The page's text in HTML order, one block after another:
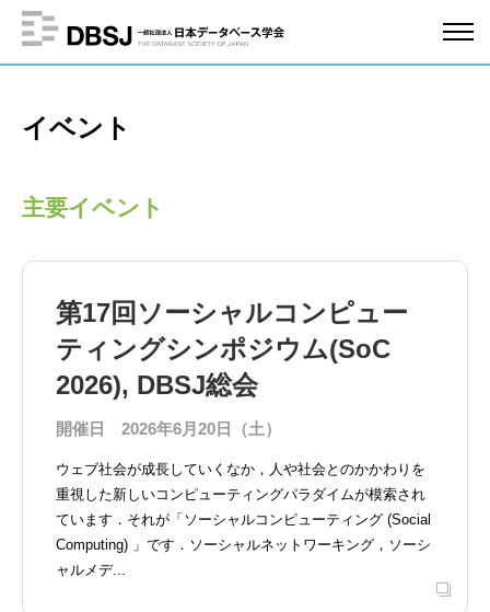
イベント
主要イベント
第17回ソーシャルコンピュー
ティングシンポジウム(SoC
2026), DBSJ総会
開催日 2026年6月20日（土）
ウェブ社会が成長していくなか，人や社会とのかかわりを
重視した新しいコンピューティングパラダイムが模索され
ています．それが「ソーシャルコンピューティング (Social
Computing) 」です．ソーシャルネットワーキング，ソーシ
ャルメデ...